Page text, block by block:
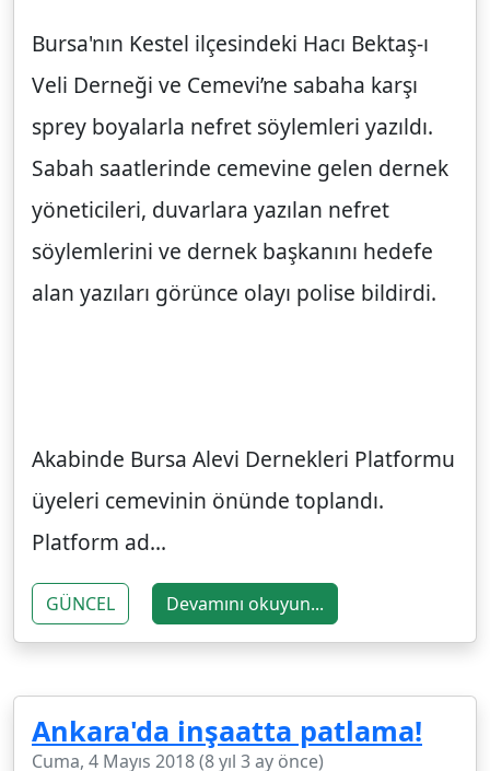
Bursa'nın Kestel ilçesindeki Hacı Bektaş-ı
Veli Derneği ve Cemevi’ne sabaha karşı
sprey boyalarla nefret söylemleri yazıldı.
Sabah saatlerinde cemevine gelen dernek
yöneticileri, duvarlara yazılan nefret
söylemlerini ve dernek başkanını hedefe
alan yazıları görünce olayı polise bildirdi.
Akabinde Bursa Alevi Dernekleri Platformu
üyeleri cemevinin önünde toplandı.
Platform ad...
GÜNCEL Devamını okuyun...
Ankara'da inşaatta patlama!
Cuma, 4 Mayıs 2018 (8 yıl 3 ay önce)